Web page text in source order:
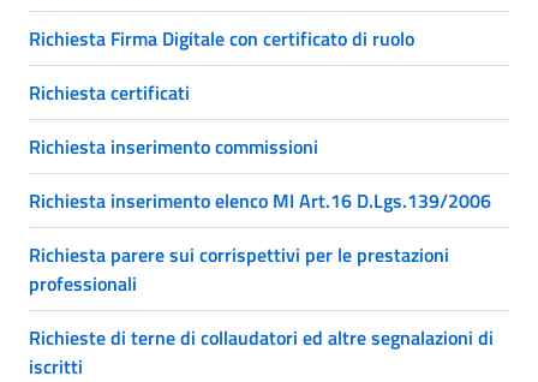
Richiesta Firma Digitale con certificato di ruolo
Richiesta certificati
Richiesta inserimento commissioni
Richiesta inserimento elenco MI Art.16 D.Lgs.139/2006
Richiesta parere sui corrispettivi per le prestazioni
professionali
Richieste di terne di collaudatori ed altre segnalazioni di
iscritti